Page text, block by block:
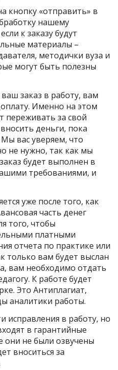
кнопку «отправить» в
нашему
к заказу будут
материалы –
методички вуза и
могут быть полезны
заказ в работу, вам
Именно на этом
переживать за свой
деньги, пока
вас уверяем, что
не нужно, так как мы
будет выполнен в
требованиями, и
уже после того, как
часть денег
того, чтобы
платными
отчета по практике или
только вам будет выслан
вам необходимо отдать
К работе будет
Это Антиплагиат,
аналитики работы.
исправления в работу, но
в гарантийные
они не были озвучены
вноситься за